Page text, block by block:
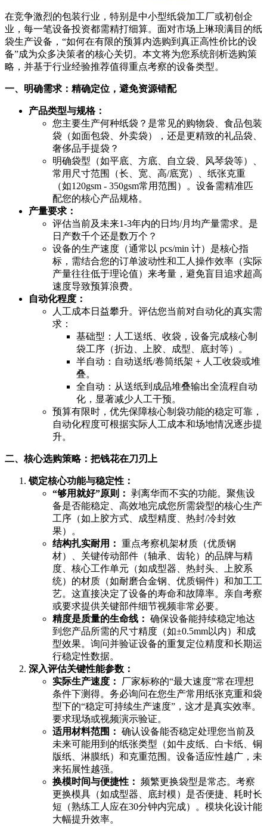
在竞争激烈的包装行业，特别是中小型纸袋加工厂或初创企
业，每一笔设备投资都需精打细算。面对市场上琳琅满目的纸
袋生产设备，“如何在有限的预算内选购到真正高性价比的设
备”成为众多决策者的核心关切。本文将为您系统剖析选购策
略，并基于行业经验推荐值得重点考察的设备类型。
一、明确需求：精确定位，避免资源错配
产品类型与规格：
您主要生产何种纸袋？是常见的购物袋、食品包装
袋（如面包袋、外卖袋），还是更精致的礼品袋、
奢侈品手提袋？
明确袋型（如平底、方底、自立袋、风琴袋等）、
常用尺寸范围（长、宽、高/底宽）、纸张克重
（如120gsm - 350gsm常用范围）。设备需精准匹
配您的核心产品规格。
产量要求：
评估当前及未来1-3年内的日均/月均产量需求。是
日产数千个还是数万个？
设备的生产速度（通常以 pcs/min 计）是核心指
标，需结合您的订单波动性和工人操作效率（实际
产量往往低于理论值）来考量，避免盲目追求超高
速度导致预算浪费。
自动化程度：
人工成本日益攀升。评估您当前对自动化的真实需
求：
基础型：人工送纸、收袋，设备完成核心制
袋工序（折边、上胶、成型、底封等）。
半自动：自动送纸/卷筒纸架 + 人工收袋或堆
叠。
全自动：从送纸到成品堆叠输出全流程自动
化，显著减少人工干预。
预算有限时，优先保障核心制袋功能的稳定可靠，
自动化程度可根据实际人工成本和场地情况逐步提
升。
二、核心选购策略：把钱花在刀刃上
锁定核心功能与稳定性：
“够用就好”原则： 剥离华而不实的功能。聚焦设
备是否能稳定、高效地完成您所需袋型的核心生产
工序（如上胶方式、成型精度、热封/冷封效
果）。
结构扎实耐用： 重点考察机架材质（优质钢
材）、关键传动部件（轴承、齿轮）的品牌与精
度、核心工作单元（如成型器、热封头、上胶系
统）的材质（如耐磨合金钢、优质铜件）和加工工
艺。这直接决定了设备的寿命和故障率。亲自考察
或要求提供关键部件细节视频非常必要。
精度是质量的生命线： 确保设备能持续稳定地达
到您产品所需的尺寸精度（如±0.5mm以内）和成
型效果。询问并验证设备的重复定位精度和长期运
行稳定性数据。
深入评估关键性能参数：
实际生产速度：
厂家标称的“最大速度”常在理想
条件下测得。务必询问在您生产常用纸张克重和袋
型下的“稳定可持续生产速度”，这才是真实效率。
要求现场或视频演示验证。
适用材料范围： 确认设备能否稳定处理您当前及
未来可能用到的纸张类型（如牛皮纸、白卡纸、铜
版纸、淋膜纸）和克重范围。设备适应性越广，未
来拓展性越强。
换模时间与便捷性： 频繁更换袋型是常态。考察
更换模具（如成型器、底封模）是否便捷、耗时长
短（熟练工人应在30分钟内完成）。模块化设计能
大幅提升效率。